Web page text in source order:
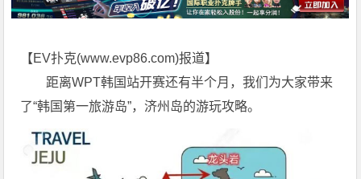
【EV扑克(www.evp86.com)报道】
距离WPT韩国站开赛还有半个月，我们为大家带来
了“韩国第一旅游岛”，济州岛的游玩攻略。